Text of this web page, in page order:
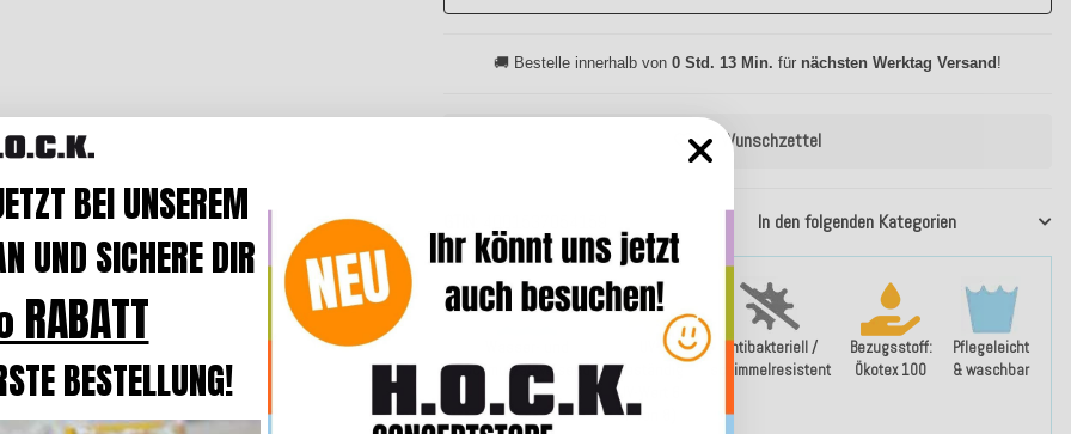
schmutzabweisend
beständig
(UV-Wert 6 -
7 von 8)
Antibakteriell /
schimmelresistent
Bezugsstoff:
Ökotex 100
Pflegeleicht
& waschbar
In den folgenden Kategorien
Auf Wunschzettel
🚚 Bestelle innerhalb von0 Std. 13 Min. für nächsten Werktag Versand !
BEI UNSEREM
UND SICHERE DIR
BESTELLUNG!